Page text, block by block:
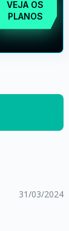
VEJA OS
PLANOS
31/03/2024